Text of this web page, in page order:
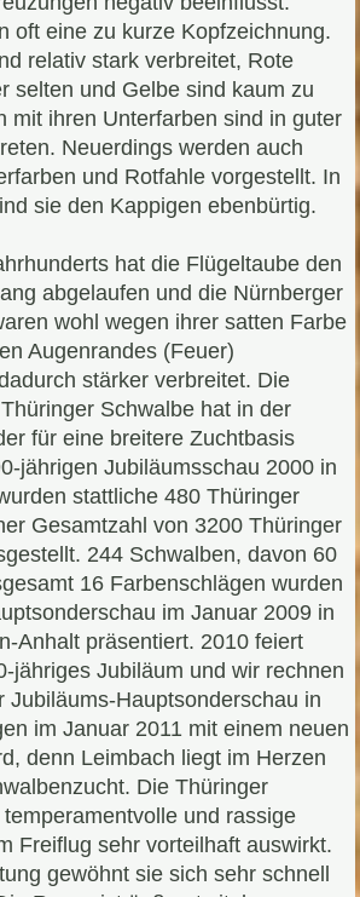
oft eine zu kurze Kopfzeichnung.
relativ stark verbreitet, Rote
selten und Gelbe sind kaum zu
mit ihren Unterfarben sind in guter
Neuerdings werden auch
und Rotfahle vorgestellt. In
sie den Kappigen ebenbürtig.
hat die Flügeltaube den
abgelaufen und die Nürnberger
wohl wegen ihrer satten Farbe
Augenrandes (Feuer)
stärker verbreitet. Die
Schwalbe hat in der
für eine breitere Zuchtbasis
jährigen Jubiläumsschau 2000 in
stattliche 480 Thüringer
Gesamtzahl von 3200 Thüringer
244 Schwalben, davon 60
16 Farbenschlägen wurden
im Januar 2009 in
Anhalt präsentiert. 2010 feiert
jähriges Jubiläum und wir rechnen
Jubiläums-Hauptsonderschau in
im Januar 2011 mit einem neuen
denn Leimbach liegt im Herzen
Die Thüringer
und rassige
Freiflug sehr vorteilhaft auswirkt.
gewöhnt sie sich sehr schnell